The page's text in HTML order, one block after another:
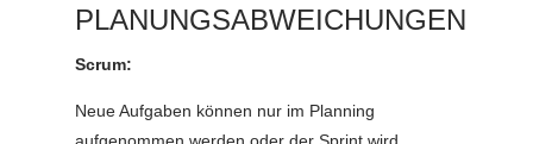
PLANUNGSABWEICHUNGEN
Scrum:
Neue Aufgaben können nur im Planning